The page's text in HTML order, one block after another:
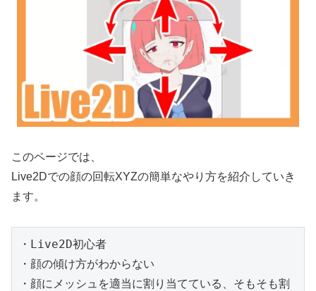
このページでは、
Live2Dでの顔の回転XYZの簡単なやり方を紹介していき
ます。
・Live2D初心者
・顔の傾け方がわからない
・顔にメッシュを適当に割り当てている、そもそも割